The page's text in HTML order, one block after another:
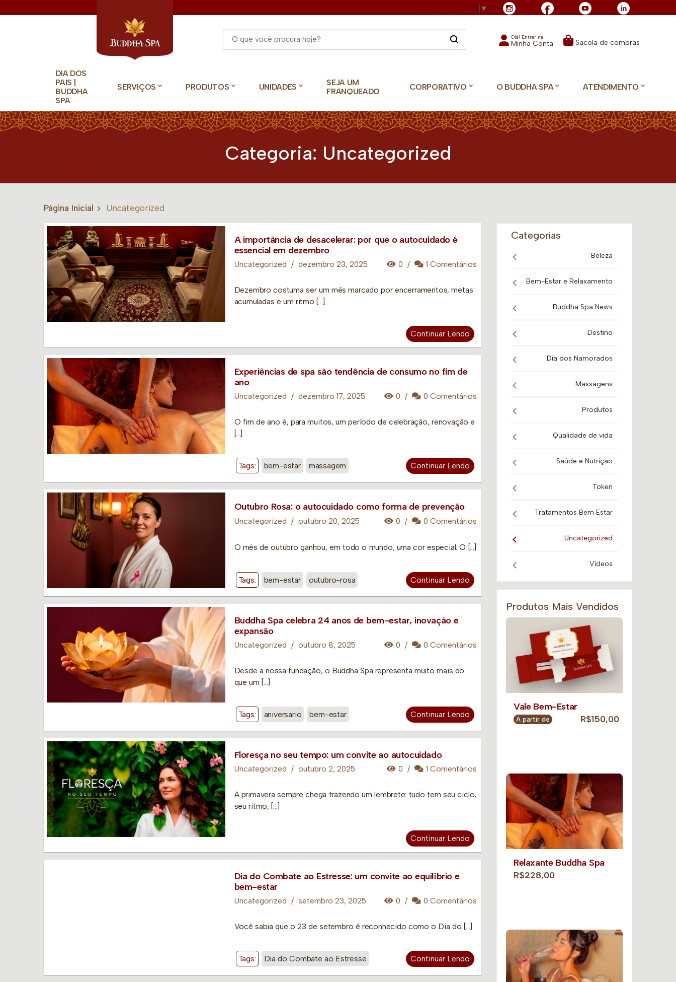
▼
Olá! Entrar na
Minha Conta Sacola de compras
DIA DOS
PAIS |
BUDDHA
SPA
SERVIÇOS PRODUTOS UNIDADES
SEJA UM
FRANQUEADO
CORPORATIVO O BUDDHA SPA ATENDIMENTO
Categoria: Uncategorized
Página Inicial Uncategorized
A importância de desacelerar: por que o autocuidado é
essencial em dezembro
Uncategorized / dezembro 23, 2025 0 / 1 Comentários
Dezembro costuma ser um mês marcado por encerramentos, metas
acumuladas e um ritmo […]
Continuar Lendo
Experiências de spa são tendência de consumo no fim de
ano
Uncategorized / dezembro 17, 2025 0 / 0 Comentários
O fim de ano é, para muitos, um período de celebração, renovação e
[…]
Tags: bem-estar massagem Continuar Lendo
Outubro Rosa: o autocuidado como forma de prevenção
Uncategorized / outubro 20, 2025 0 / 0 Comentários
O mês de outubro ganhou, em todo o mundo, uma cor especial. O […]
Tags: bem-estar outubro-rosa Continuar Lendo
Buddha Spa celebra 24 anos de bem-estar, inovação e
expansão
Uncategorized / outubro 8, 2025 0 / 0 Comentários
Desde a nossa fundação, o Buddha Spa representa muito mais do
que um […]
Tags: aniversario bem-estar Continuar Lendo
Floresça no seu tempo: um convite ao autocuidado
Uncategorized / outubro 2, 2025 0 / 1 Comentários
A primavera sempre chega trazendo um lembrete: tudo tem seu ciclo,
seu ritmo, […]
Continuar Lendo
Dia do Combate ao Estresse: um convite ao equilíbrio e
bem-estar
Uncategorized / setembro 23, 2025 0 / 0 Comentários
Você sabia que o 23 de setembro é reconhecido como o Dia do […]
Tags: Dia do Combate ao Estresse Continuar Lendo
Categorias
Beleza
Bem-Estar e Relaxamento
Buddha Spa News
Destino
Dia dos Namorados
Massagens
Produtos
Qualidade de vida
Saúde e Nutrição
Token
Tratamentos Bem Estar
Uncategorized
Vídeos
Produtos Mais Vendidos
Vale Bem-Estar
A partir de R$150,00
Relaxante Buddha Spa
R$228,00